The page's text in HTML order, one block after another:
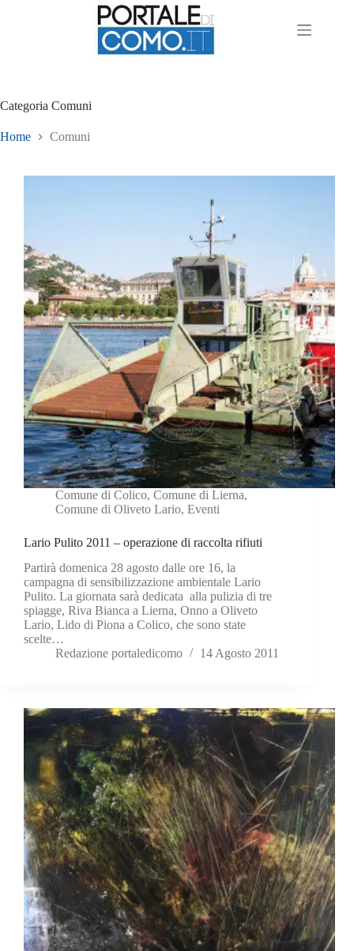
Categoria Comuni
Home Comuni
Comune di Colico, Comune di Lierna,
Comune di Oliveto Lario, Eventi
Lario Pulito 2011 – operazione di raccolta rifiuti
Partirà domenica 28 agosto dalle ore 16, la
campagna di sensibilizzazione ambientale Lario
Pulito. La giornata sarà dedicata alla pulizia di tre
spiagge, Riva Bianca a Lierna, Onno a Oliveto
Lario, Lido di Piona a Colico, che sono state
scelte…
Redazione portaledicomo
14 Agosto 2011